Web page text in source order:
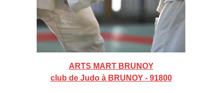
ARTS MART BRUNOY
club de Judo à BRUNOY - 91800